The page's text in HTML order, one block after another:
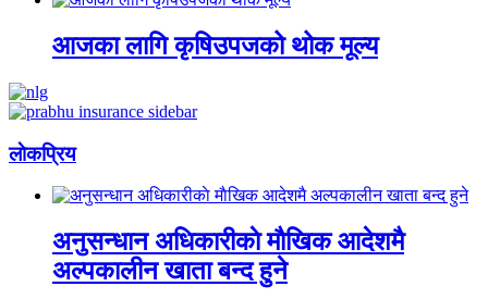
आजका लागि कृषिउपजको थोक मूल्य
लाेकप्रिय
अनुसन्धान अधिकारीकाे माैखिक आदेशमै
अल्पकालीन खाता बन्द हुने